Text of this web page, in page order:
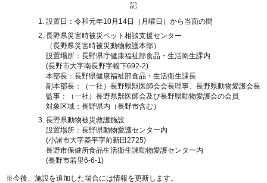
記
設置日：令和元年10月14日（月曜日）から当面の間
長野県災害時被災ペット相談支援センター
（長野県災害時被災動物救護本部）
設置場所：長野県庁健康福祉部食品・生活衛生課内
(長野市大字南長野字幅下692-2)
本部長：長野県健康福祉部食品・生活衛生課長
副本部長：（一社）長野県獣医師会会長理事、長野県動物愛護会長
監事：（一社）長野県獣医師会及び長野県動物愛護会の会員
対象区域：長野県内（長野市含む）
長野県動物被災救護施設
設置場所：長野県動物愛護センター内
(小諸市大字菱平字前新田2725)
長野市保健所食品生活衛生課動物愛護センター内
(長野市若里6-6-1)
※今後、施設を追加した場合には情報を更新します。